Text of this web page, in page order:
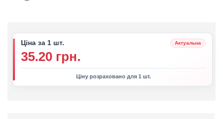
Ціна за 1 шт. Актуальна
35.20 грн.
Ціну розраховано для 1 шт.